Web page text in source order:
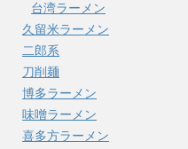
台湾ラーメン
久留米ラーメン
二郎系
刀削麺
博多ラーメン
味噌ラーメン
喜多方ラーメン